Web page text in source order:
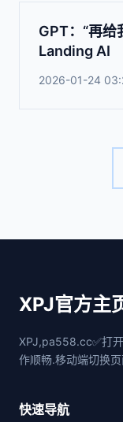
GPT：“再给
Landing AI
2026-01-24
XPJ官方主
XPJ,pa558.cc✅打
作顺畅.移动端切换
快速导航